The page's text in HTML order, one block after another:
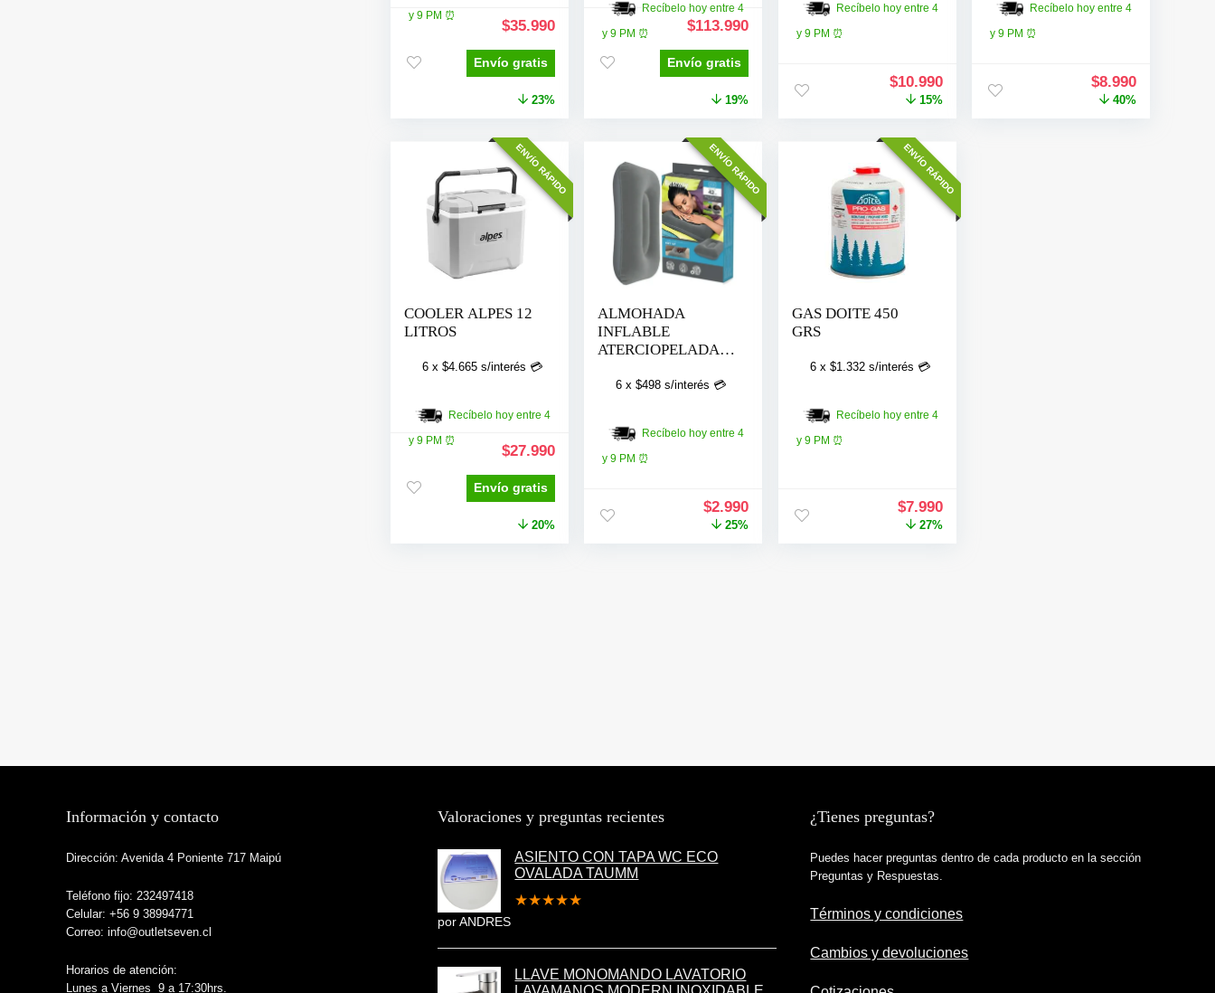
y 9 PM ⏰
El
original
era:
$46.990.
$35.990El
es:
$35.990.
Envío gratis
23%
Recíbelo hoy entre 4
y 9 PM ⏰
El
original
era:
$139.990.
$113.990El
es:
$113.990.
Envío gratis
19%
Recíbelo hoy entre 4
y 9 PM ⏰
El
precio
era:
$12.990.
$10.990El
precio
15%
Recíbelo hoy entre 4
y 9 PM ⏰
El
precio
$8.990El
precio
40%
ENVÍO RÁPIDO
COOLER ALPES 12
LITROS
6 x$4.665 s/interés 💳
Recíbelo hoy entre 4
y 9 PM ⏰
El
original
era:
$34.990.
$27.990El
es:
$27.990.
Envío gratis
20%
ENVÍO RÁPIDO
ALMOHADA
INFLABLE
ATERCIOPELADA
6 x$498 s/interés 💳
Recíbelo hoy entre 4
y 9 PM ⏰
El
precio
$2.990El
precio
25%
ENVÍO RÁPIDO
GAS DOITE 450
GRS
6 x $1.332s/interés 💳
Recíbelo hoy entre 4
y 9 PM ⏰
El
precio
$7.990El
precio
27%
Información y contacto
Dirección: Avenida 4 Poniente 717 Maipú
Teléfono fijo: 232497418
Celular: +56 9 38994771
Correo: info@outletseven.cl
Horarios de atención:
Lunes a Viernes 9 a 17:30hrs.
Valoraciones y preguntas recientes
ASIENTO CON TAPA WC ECO
OVALADA TAUMM
★★★★★
por ANDRES
LLAVE MONOMANDO LAVATORIO
¿Tienes preguntas?
Puedes hacer preguntas dentro de cada producto en la sección
Preguntas y Respuestas.
Términos y condiciones
Cambios y devoluciones